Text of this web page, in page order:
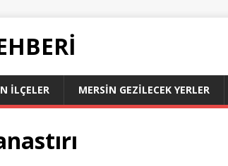
İLÇELER MERSIN GEZILECEK YERLER